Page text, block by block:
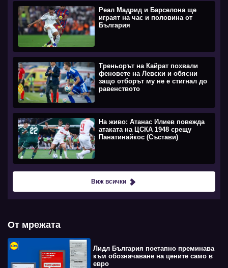
Реал Мадрид и Барселона ще
играят на час и половина от
България
Треньорът на Кайрат похвали
феновете на Левски и обясни
защо отборът му не е стигнал до
равенството
На живо: Атанас Илиев повежда
атаката на ЦСКА 1948 срещу
Панатинайкос (Състави)
Виж всички
От мрежата
Лидл България поетапно преминава
към обозначаване на цените само в
евро